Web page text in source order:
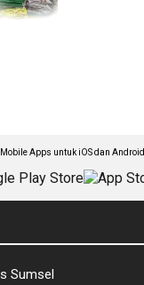
Apps untuk iOS dan Android
Sumsel